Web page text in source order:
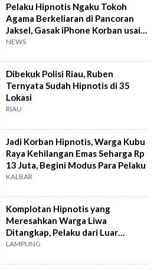
Pelaku Hipnotis Ngaku Tokoh
Agama Berkeliaran di Pancoran
Jaksel, Gasak iPhone Korban usai
Ditukar 'Batu Keberuntungan'
NEWS
Dibekuk Polisi Riau, Ruben
Ternyata Sudah Hipnotis di 35
Lokasi
RIAU
Jadi Korban Hipnotis, Warga Kubu
Raya Kehilangan Emas Seharga Rp
13 Juta, Begini Modus Para Pelaku
KALBAR
Komplotan Hipnotis yang
Meresahkan Warga Liwa
Ditangkap, Pelaku dari Luar
Lampung
LAMPUNG